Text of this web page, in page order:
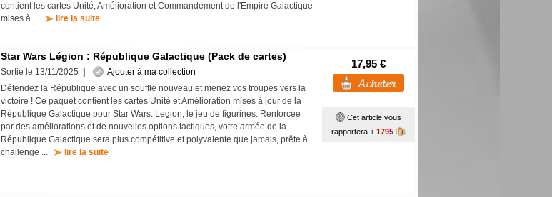
contient les cartes Unité, Amélioration et Commandement de l'Empire Galactique
mises à ...
lire la suite
Star Wars Légion : République Galactique (Pack de cartes)
Sortie le 13/11/2025
Ajouter à ma collection
Défendez la République avec un souffle nouveau et menez vos troupes vers la
victoire ! Ce paquet contient les cartes Unité et Amélioration mises à jour de la
République Galactique pour Star Wars: Legion, le jeu de figurines. Renforcée
par des améliorations et de nouvelles options tactiques, votre armée de la
République Galactique sera plus compétitive et polyvalente que jamais, prête à
challenge ...
lire la suite
17,95 €
Cet article vous
rapportera + 1795